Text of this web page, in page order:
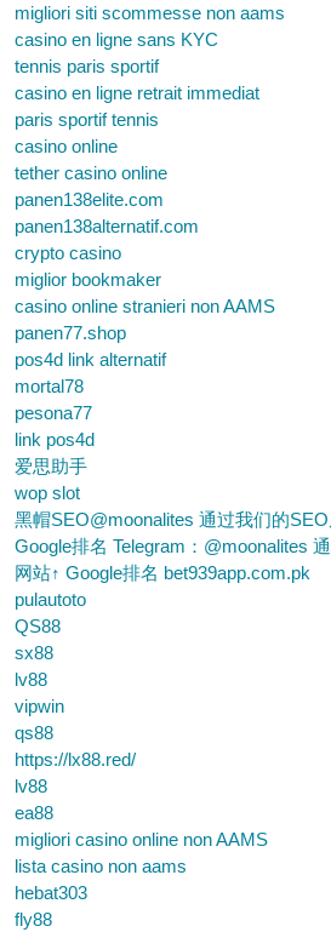
migliori siti scommesse non aams
casino en ligne sans KYC
tennis paris sportif
casino en ligne retrait immediat
paris sportif tennis
casino online
tether casino online
panen138elite.com
panen138alternatif.com
crypto casino
miglior bookmaker
casino online stranieri non AAMS
panen77.shop
pos4d link alternatif
mortal78
pesona77
link pos4d
爱思助手
wop slot
黑帽SEO@moonalites 通过我们的
Google排名 Telegram：@moonalites
网站↑ Google排名 bet939app.com.pk
pulautoto
QS88
sx88
lv88
vipwin
qs88
https://lx88.red/
lv88
ea88
migliori casino online non AAMS
lista casino non aams
hebat303
fly88